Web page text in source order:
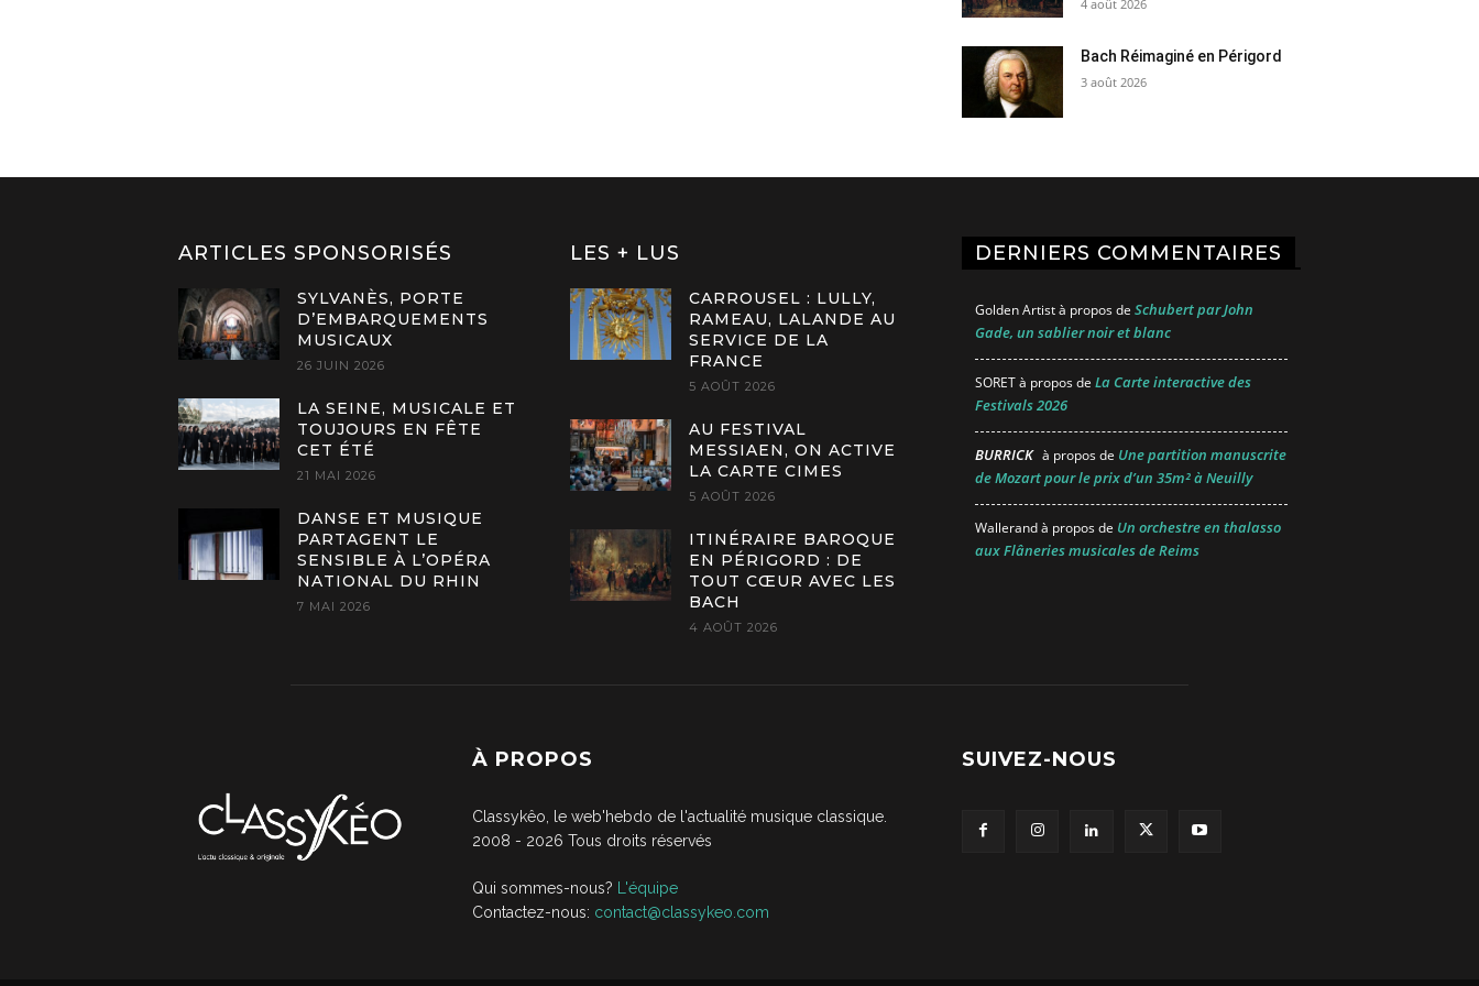
4 août 2026
Bach Réimaginé en Périgord
3 août 2026
ARTICLES SPONSORISÉS
SYLVANÈS, PORTE
D’EMBARQUEMENTS
MUSICAUX
26 JUIN 2026
LA SEINE, MUSICALE ET
TOUJOURS EN FÊTE
CET ÉTÉ
21 MAI 2026
DANSE ET MUSIQUE
PARTAGENT LE
SENSIBLE À L’OPÉRA
NATIONAL DU RHIN
7 MAI 2026
LES + LUS
CARROUSEL : LULLY,
RAMEAU, LALANDE AU
SERVICE DE LA
FRANCE
5 AOÛT 2026
AU FESTIVAL
MESSIAEN, ON ACTIVE
LA CARTE CIMES
5 AOÛT 2026
ITINÉRAIRE BAROQUE
EN PÉRIGORD : DE
TOUT CŒUR AVEC LES
BACH
4 AOÛT 2026
DERNIERS COMMENTAIRES
Golden Artistà propos de Schubert par John
Gade, un sablier noir et blanc
SORETà propos de La Carte interactive des
Festivals 2026
BURRICK à propos de Une partition manuscrite
de Mozart pour le prix d’un 35m² à Neuilly
Wallerandà propos de Un orchestre en thalasso
aux Flâneries musicales de Reims
À PROPOS
Classykêo, le web'hebdo de l'actualité musique classique.
2008 - 2026 Tous droits réservés
Qui sommes-nous?
L'équipe
Contactez-nous: contact@classykeo.com
SUIVEZ-NOUS